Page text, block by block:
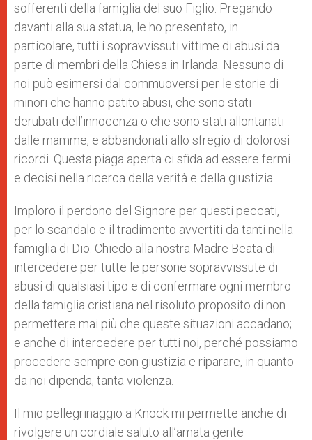
sofferenti della famiglia del suo Figlio. Pregando
davanti alla sua statua, le ho presentato, in
particolare, tutti i sopravvissuti vittime di abusi da
parte di membri della Chiesa in Irlanda. Nessuno di
noi può esimersi dal commuoversi per le storie di
minori che hanno patito abusi, che sono stati
derubati dell’innocenza o che sono stati allontanati
dalle mamme, e abbandonati allo sfregio di dolorosi
ricordi. Questa piaga aperta ci sfida ad essere fermi
e decisi nella ricerca della verità e della giustizia.
Imploro il perdono del Signore per questi peccati,
per lo scandalo e il tradimento avvertiti da tanti nella
famiglia di Dio. Chiedo alla nostra Madre Beata di
intercedere per tutte le persone sopravvissute di
abusi di qualsiasi tipo e di confermare ogni membro
della famiglia cristiana nel risoluto proposito di non
permettere mai più che queste situazioni accadano;
e anche di intercedere per tutti noi, perché possiamo
procedere sempre con giustizia e riparare, in quanto
da noi dipenda, tanta violenza.
Il mio pellegrinaggio a Knock mi permette anche di
rivolgere un cordiale saluto all’amata gente